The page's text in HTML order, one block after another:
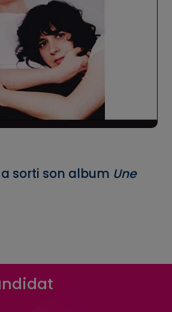
sorti son album Une